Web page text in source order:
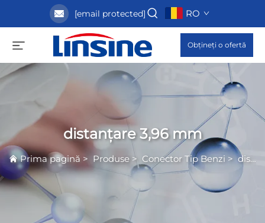
[email protected] RO
Obțineți o ofertă
distanțare 3,96 mm
Prima pagină > Produse > Conector Tip Benzi >distanțare 3,96 mm